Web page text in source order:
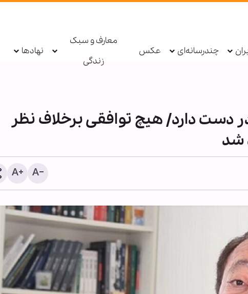
چندرسانه‌ای عکس
معارف و سبک
زندگی
نهادها
دست دارد/ هیچ توافقی برخلاف نظر
شد
حبس ابد برای یک عضو
تروریستی داعش در عراق